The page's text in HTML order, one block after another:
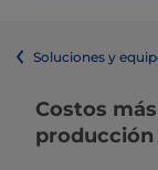
Soluciones y
Costos
producción